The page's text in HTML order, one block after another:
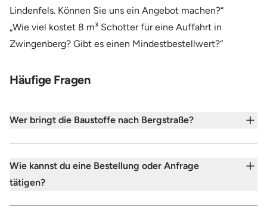
Lindenfels. Können Sie uns ein Angebot machen?“
„Wie viel kostet 8 m³ Schotter für eine Auffahrt in
Zwingenberg? Gibt es einen Mindestbestellwert?“
Häufige Fragen
Wer bringt die Baustoffe nach Bergstraße?
Wie kannst du eine Bestellung oder Anfrage
tätigen?